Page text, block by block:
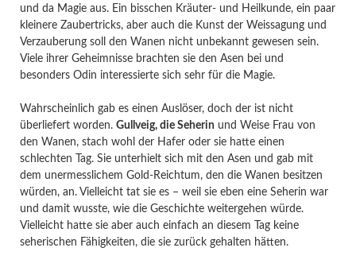
und da Magie aus. Ein bisschen Kräuter- und Heilkunde, ein paar
kleinere Zaubertricks, aber auch die Kunst der Weissagung und
Verzauberung soll den Wanen nicht unbekannt gewesen sein.
Viele ihrer Geheimnisse brachten sie den Asen bei und
besonders Odin interessierte sich sehr für die Magie.
Wahrscheinlich gab es einen Auslöser, doch der ist nicht
überliefert worden. Gullveig, die Seherin und Weise Frau von
den Wanen, stach wohl der Hafer oder sie hatte einen
schlechten Tag. Sie unterhielt sich mit den Asen und gab mit
dem unermesslichem Gold-Reichtum, den die Wanen besitzen
würden, an. Vielleicht tat sie es – weil sie eben eine Seherin war
und damit wusste, wie die Geschichte weitergehen würde.
Vielleicht hatte sie aber auch einfach an diesem Tag keine
seherischen Fähigkeiten, die sie zurück gehalten hätten.